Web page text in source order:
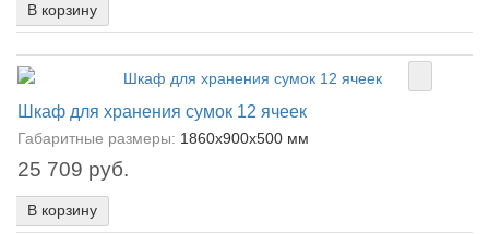
В корзину
Шкаф для хранения сумок 12 ячеек
Габаритные размеры: 1860х900х500 мм
25 709 руб.
В корзину